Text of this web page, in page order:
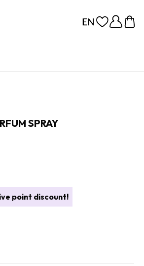
SPRAY
point discount!